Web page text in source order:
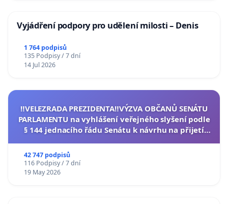
Vyjádření podpory pro udělení milosti – Denis
1 764 podpisů
135 Podpisy / 7 dní
14 Jul 2026
‼️VELEZRADA PREZIDENTA‼️VÝZVA OBČANŮ SENÁTU
PARLAMENTU na vyhlášení veřejného slyšení podle
§ 144 jednacího řádu Senátu k návrhu na přijetí
42 747 podpisů
116 Podpisy / 7 dní
19 May 2026